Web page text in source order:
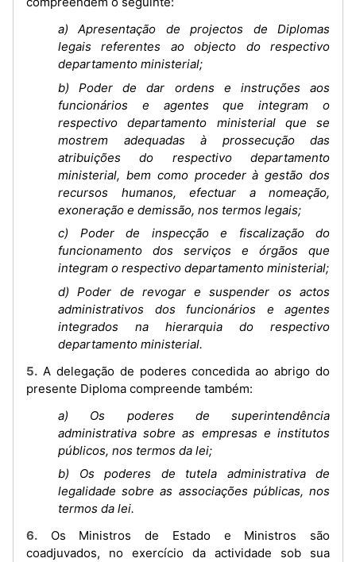
a) Apresentação de projectos de Diplomas
legais referentes ao objecto do respectivo
departamento ministerial;
b) Poder de dar ordens e instruções aos
funcionários e agentes que integram o
respectivo departamento ministerial que se
mostrem adequadas à prossecução das
atribuições do respectivo departamento
ministerial, bem como proceder à gestão dos
recursos humanos, efectuar a nomeação,
exoneração e demissão, nos termos legais;
c) Poder de inspecção e fiscalização do
funcionamento dos serviços e órgãos que
integram o respectivo departamento ministerial;
d) Poder de revogar e suspender os actos
administrativos dos funcionários e agentes
integrados na hierarquia do respectivo
departamento ministerial.
5. A delegação de poderes concedida ao abrigo do
presente Diploma compreende também:
a) Os poderes de superintendência
administrativa sobre as empresas e institutos
públicos, nos termos da lei;
b) Os poderes de tutela administrativa de
legalidade sobre as associações públicas, nos
termos da lei.
6. Os Ministros de Estado e Ministros são
coadjuvados, no exercício da actividade sob sua